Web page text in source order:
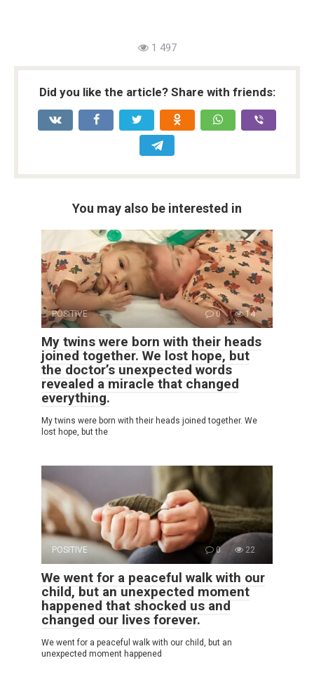
1 497
Did you like the article? Share with friends:
You may also be interested in
POSITIVE 0 14
My twins were born with their heads
joined together. We lost hope, but
the doctor’s unexpected words
revealed a miracle that changed
everything.
My twins were born with their heads joined together. We
lost hope, but the
POSITIVE 0 22
We went for a peaceful walk with our
child, but an unexpected moment
happened that shocked us and
changed our lives forever.
We went for a peaceful walk with our child, but an
unexpected moment happened